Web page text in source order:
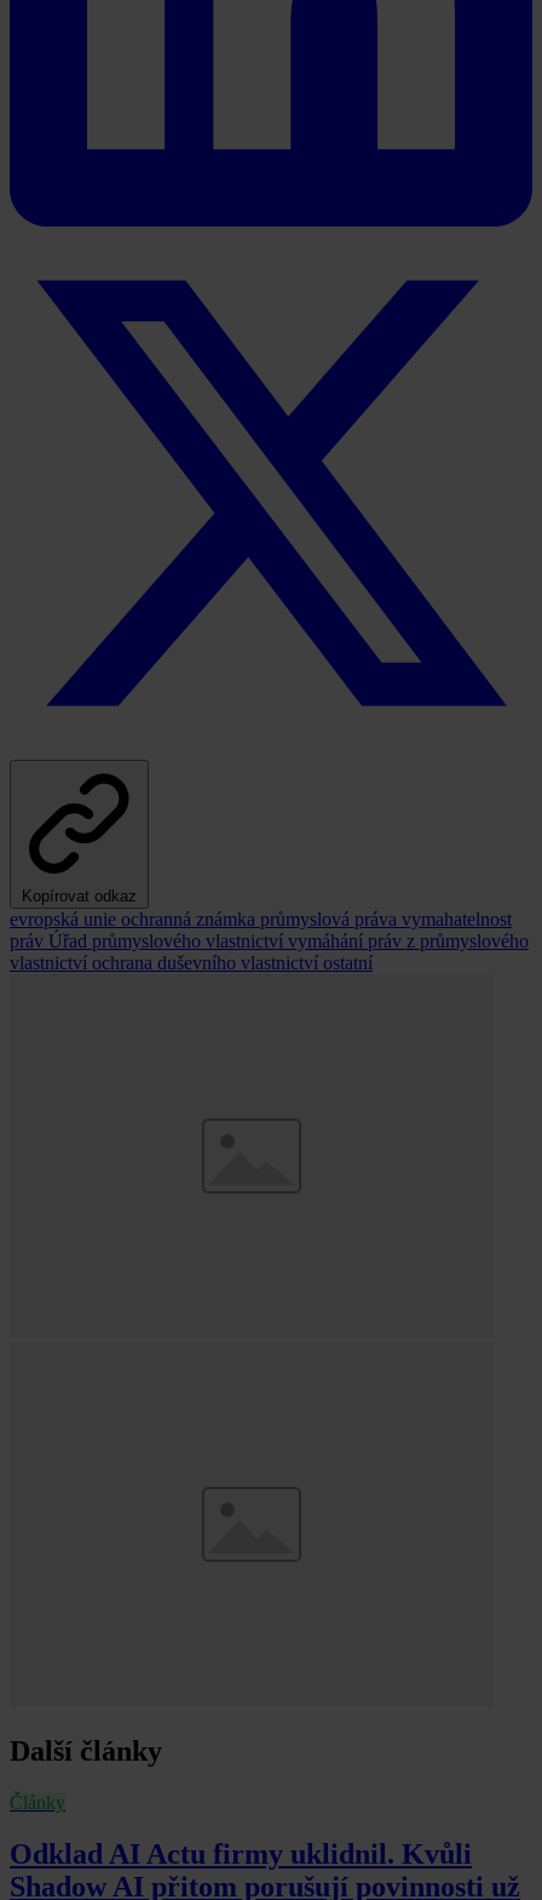
Kopírovat odkaz
evropská unie ochranná známka průmyslová práva vymahatelnost
práv Úřad průmyslového vlastnictví vymáhání práv z průmyslového
vlastnictví ochrana duševního vlastnictví ostatní
Další články
Články
Odklad AI Actu firmy uklidnil. Kvůli
Shadow AI přitom porušují povinnosti už